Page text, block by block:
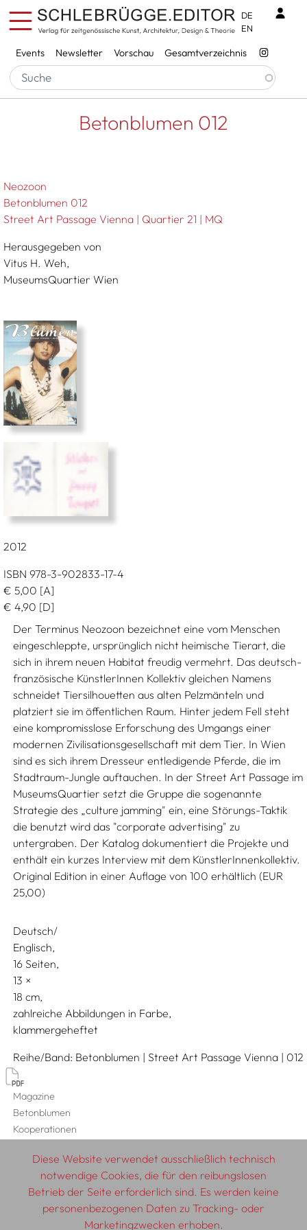
Direkt zum Inhalt
Services
Events Newsletter Vorschau Gesamtverzeichnis
DE
EN
Pfadnavigation
Startseite Betonblumen 012
Betonblumen 012
Neozoon
Betonblumen 012
Street Art Passage Vienna | Quartier 21 | MQ
Herausgegeben von
Vitus H. Weh,
MuseumsQuartier Wien
2012
ISBN 978-3-902833-17-4
€ 5,00 [A]
€ 4,90 [D]
Der Terminus Neozoon bezeichnet eine vom Menschen
eingeschleppte, ursprünglich nicht heimische Tierart, die
sich in ihrem neuen Habitat freudig vermehrt. Das deutsch-
französische KünstlerInnen Kollektiv gleichen Namens
schneidet Tiersilhouetten aus alten Pelzmänteln und
platziert sie im öffentlichen Raum. Hinter jedem Fell steht
eine kompromisslose Erforschung des Umgangs einer
modernen Zivilisationsgesellschaft mit dem Tier. In Wien
sind es sich ihrem Dresseur entledigende Pferde, die im
Stadtraum-Jungle auftauchen. In der Street Art Passage im
MuseumsQuartier setzt die Gruppe die sogenannte
Strategie des „culture jamming" ein, eine Störungs-Taktik
die benutzt wird das "corporate advertising" zu
untergraben. Der Katalog dokumentiert die Projekte und
enthält ein kurzes Interview mit dem KünstlerInnenkollektiv.
Original Edition in einer Auflage von 100 erhältlich (EUR
25,00)
Deutsch/
Englisch
16 Seiten,
13
18
zahlreiche Abbildungen in Farbe
klammergeheftet
Reihe/Band Betonblumen | Street Art Passage Vienna | 012
Magazine
Betonblumen
Kooperationen
© 2026 SCHLEBRÜGGE.EDITOR
Diese Website verwendet ausschließlich technisch
notwendige Cookies, die für den reibungslosen
Betrieb der Seite erforderlich sind. Es werden keine
personenbezogenen Daten zu Tracking- oder
Marketingzwecken erhoben.